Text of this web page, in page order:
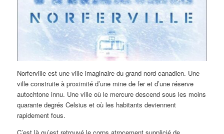
Norferville est une ville imaginaire du grand nord canadien. Une
ville construite à proximité d’une mine de fer et d’une réserve
autochtone innu. Une ville où le mercure descend sous les moins
quarante degrés Celsius et où les habitants deviennent
rapidement fous.
C’est là qu’est retrouvé le corps atrocement supplicié de